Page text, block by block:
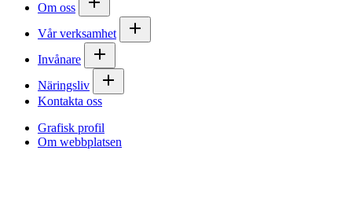
Om oss
Vår verksamhet
Invånare
Näringsliv
Kontakta oss
Grafisk profil
Om webbplatsen